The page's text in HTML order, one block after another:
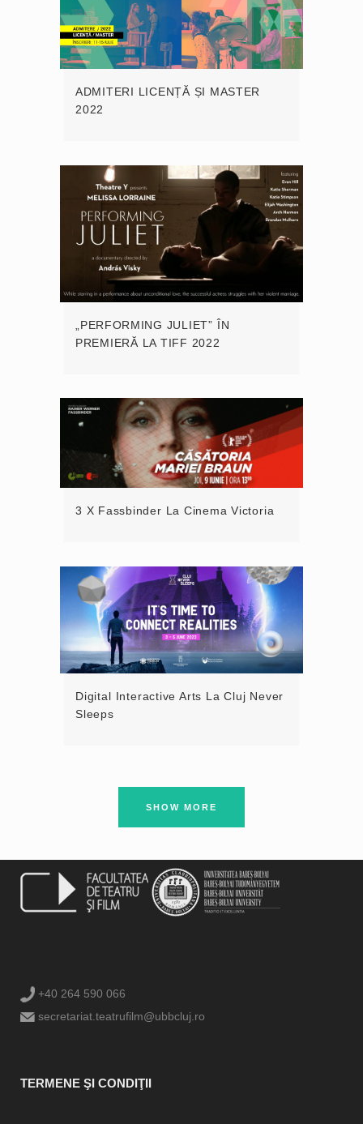
ADMITERI LICENȚĂ ȘI MASTER
2022
„PERFORMING JULIET” ÎN
PREMIERĂ LA TIFF 2022
3 X Fassbinder La Cinema Victoria
Digital Interactive Arts La Cluj Never
Sleeps
SHOW MORE
+40 264 590 066
secretariat.teatrufilm@ubbcluj.ro
TERMENE ŞI CONDIŢII